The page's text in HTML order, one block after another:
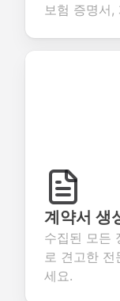
보험 증명서,
계약서 생
수집된 모든
로 견고한 전
세요.